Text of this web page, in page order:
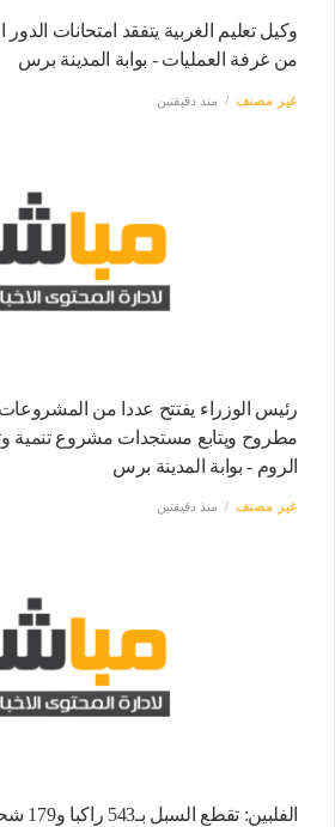
وكيل تعليم الغربية يتفقد امتحانات الدور
من غرفة العمليات - بوابة المدينة برس
غير مصنف منذ دقيقتين
رئيس الوزراء يفتتح عددا من
مطروح ويتابع مستجدات مشروع تنمية
الروم - بوابة المدينة برس
غير مصنف منذ دقيقتين